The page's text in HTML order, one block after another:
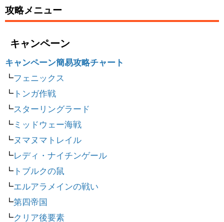
攻略メニュー
キャンペーン
キャンペーン簡易攻略チャート
┗フェニックス
┗ トンガ作戦
┗スターリングラード
┗ミッドウェー海戦
┗ヌマヌマトレイル
┗レディ・ナイチンゲール
┗ トブルクの鼠
┗エルアラメインの戦い
┗第四帝国
┗クリア後要素